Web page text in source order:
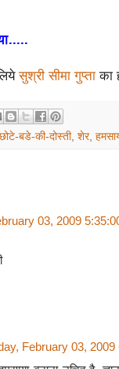
सुश्री सीमा गुप्ता का
छोटे-बडे-की-दोस्ती, शेर,
03, 2009
February 03, 2009